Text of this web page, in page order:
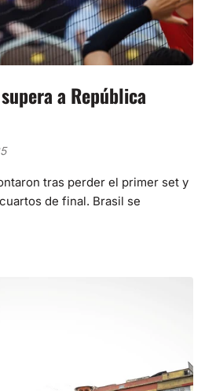
a República
tras perder el primer set y
de final. Brasil se